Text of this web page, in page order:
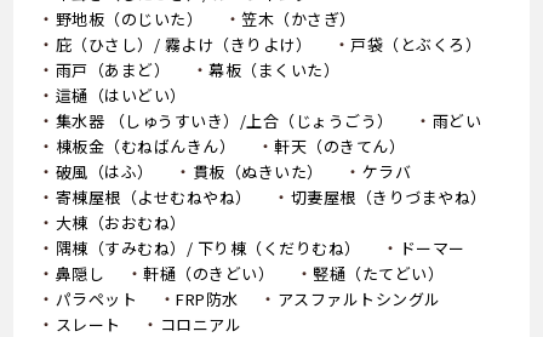
野地板（のじいた）
笠木（かさぎ）
庇（ひさし）/ 霧よけ（きりよけ）
戸袋（とぶくろ）
雨戸（あまど）
幕板（まくいた）
這樋（はいどい）
集水器 （しゅうすいき）/上合（じょうごう）
雨どい
棟板金（むねばんきん）
軒天（のきてん）
破風（はふ）
貫板（ぬきいた）
ケラバ
寄棟屋根（よせむねやね）
切妻屋根（きりづまやね）
大棟（おおむね）
隅棟（すみむね）/ 下り棟（くだりむね）
ドーマー
鼻隠し
軒樋（のきどい）
竪樋（たてどい）
パラペット
FRP防水
アスファルトシングル
スレート
コロニアル